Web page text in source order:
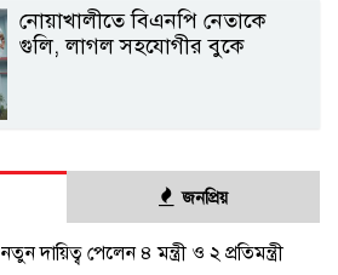
নোয়াখালীতে বিএনপি নেতাকে
গুলি, লাগল সহযোগীর বুকে
জনপ্রিয়
নতুন দায়িত্ব পেলেন ৪ মন্ত্রী ও ২ প্রতিমন্ত্রী